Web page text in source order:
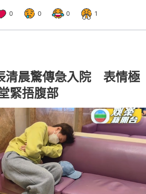
0 0 0 1
清晨驚傳急入院 表情極
緊捂腹部